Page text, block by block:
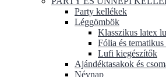
Party kellékek
Léggömbök
Klasszikus latex
Fólia és
Lufi kiegészítők
Ajándéktasakok és
Névnap